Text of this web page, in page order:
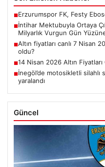
■Erzurumspor FK, Festy
■İntihar Mektubuyla Ortaya
Milyarlık Vurgun Gün Yüzüne
■Altın fiyatları canlı 7 Nisan
oldu?
■14 Nisan 2026 Altın
■İnegöl’de motosikletli silahlı
yaralandı
Güncel